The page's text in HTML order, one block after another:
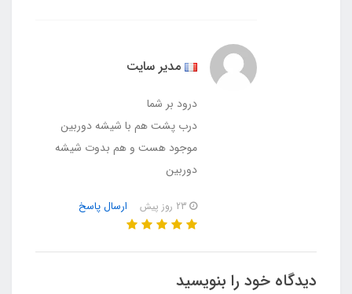
مدیر سایت
درود بر شما
درب پشت هم با شیشه دوربین
موجود هست و هم بدوت شیشه
دوربین
ارسال پاسخ
دیدگاه خود را بنویسید